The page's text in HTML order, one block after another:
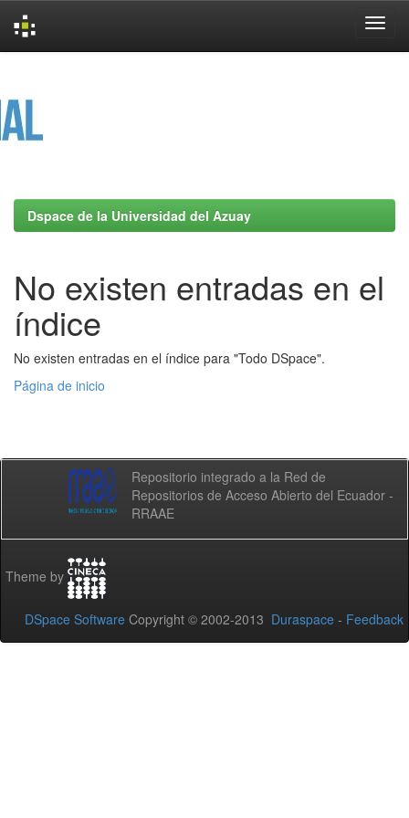
Dspace de la Universidad del Azuay
No existen entradas en el
índice
No existen entradas en el índice para "Todo DSpace".
Página de inicio
Repositorio integrado a la Red de
Repositorios de Acceso Abierto del Ecuador -
RRAAE
Theme by
DSpace Software Copyright © 2002-2013 Duraspace - Feedback